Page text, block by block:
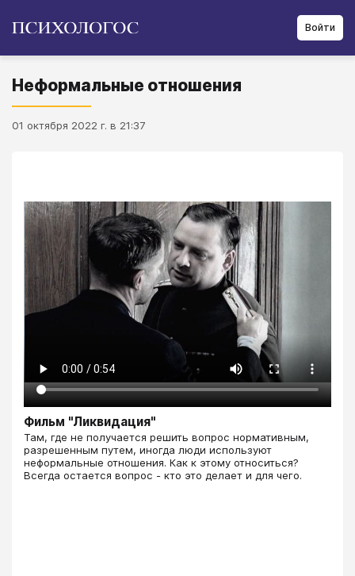
Войти
Неформальные отношения
01 октября 2022 г. в 21:37
Фильм "Ликвидация"
​​​​​​​​​​​​​​Там, где не получается решить вопрос нормативным,
разрешенным путем, иногда люди используют
неформальные отношения. Как к этому относиться?
Всегда остается вопрос - кто это делает и для чего.